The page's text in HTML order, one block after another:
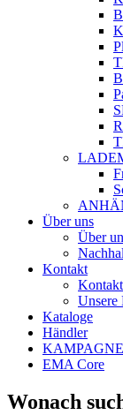
Über uns
Über
Kontakt
Unsere
Kataloge
Händler
KAMPAGNE
EMA Core
Wonach